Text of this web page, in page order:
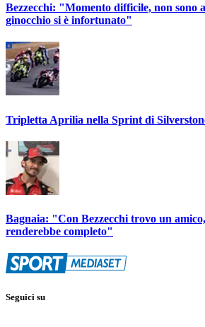
Bezzecchi: "Momento difficile, non sono
ginocchio si è infortunato"
Tripletta Aprilia nella Sprint di
Bagnaia: "Con Bezzecchi trovo un
renderebbe completo"
Seguici su